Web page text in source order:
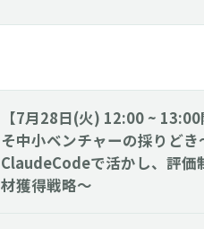
【7月28日(火) 12:00 ~
そ中小ベンチャーの採りどき
ClaudeCodeで活かし、評価
材獲得戦略～